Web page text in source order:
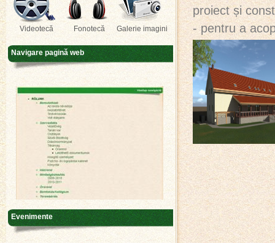
proiect și
- pentru a
Videotecă Fonotecă Galerie imagini
Navigare pagină web
Evenimente